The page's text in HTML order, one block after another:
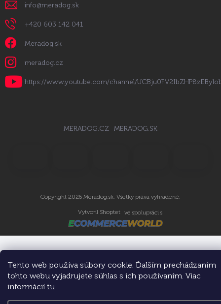
Tento web používa súbory cookie. Ďalším prechádzaním
tohto webu vyjadrujete súhlas s ich používaním. Viac
informácií tu.
info@meradog.sk
+420 603 142 041
Meradog.sk
meradog.cz
https://www.youtube.com/channel/
MERADOG.CZ MERADOG.SK
Vytvoril Shoptet ve spolupráci s
Copyright 2026 Meradog.sk. Všetky práva vyhradené.